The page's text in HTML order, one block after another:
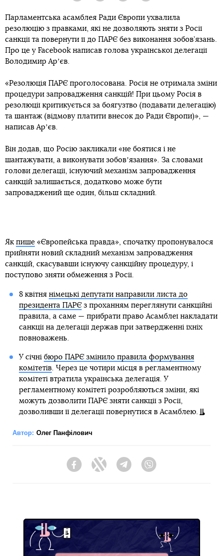
Парламентська асамблея Ради Європи ухвалила
резолюцію з правками, які не дозволяють зняти з Росії
санкції та повернути її до ПАРЄ без виконання зобов’язань.
Про це у Facebook написав голова української делегації
Володимир Арʼєв.
«Резолюція ПАРЄ проголосована. Росія не отримала зміни
процедури запровадження санкцій! При цьому Росія в
резолюції критикується за боягузтво (подавати делегацію)
та шантаж (відмову платити внесок до Ради Європи)», —
написав Арʼєв.
Він додав, що Росію закликали «не боятися і не
шантажувати, а виконувати зобовʼязання». За словами
голови делегації, існуючий механізм запровадження
санкцій залишається, додатково може бути
запроваджений ще один, більш складний.
Як пише «Європейська правда», спочатку пропонувалося
прийняти новий складний механізм запровадження
санкцій, скасувавши існуючу санкційну процедуру, і
поступово зняти обмеження з Росії.
8 квітня німецькі депутати направили листа до
президента ПАРЄз проханням переглянути санкційні
правила, а саме — прибрати право Асамблеї накладати
санкції на делегації держав при затвердженні їхніх
повноважень.
У січні бюро ПАРЄ змінило правила формування
комітетів. Через це чотири місця в регламентному
комітеті втратила українська делегація. У
регламентному комітеті розробляються зміни, які
можуть дозволити ПАРЄ зняти санкції з Росії,
дозволивши її делегації повернутися в Асамблею.
Автор: Олег Панфілович
FacebookTwitter Telegram